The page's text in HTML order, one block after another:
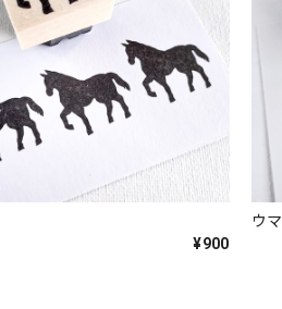
¥900
ウ